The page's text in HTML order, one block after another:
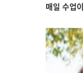
매일 수업